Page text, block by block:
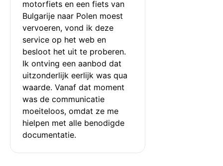
motorfiets en een fiets van
Bulgarije naar Polen moest
vervoeren, vond ik deze
service op het web en
besloot het uit te proberen.
Ik ontving een aanbod dat
uitzonderlijk eerlijk was qua
waarde. Vanaf dat moment
was de communicatie
moeiteloos, omdat ze me
hielpen met alle benodigde
documentatie.